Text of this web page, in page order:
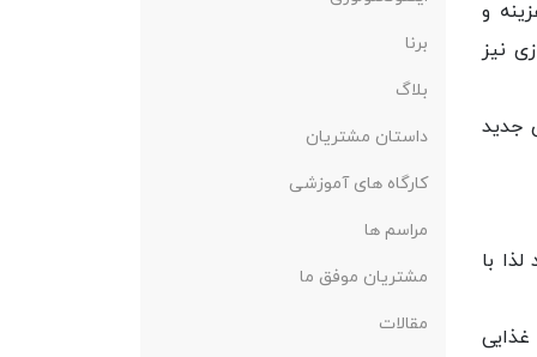
و
نیز
جدید
با
برنا
بلاگ
داستان مشتریان
کارگاه های آموزشی
مراسم ها
مشتریان موفق ما
مقالات